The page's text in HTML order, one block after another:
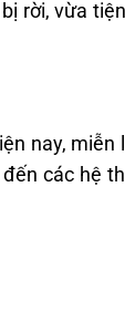
rời, vừa
nay, miễn
các hệ